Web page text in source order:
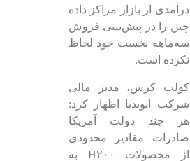
درآمدی از بازار مراکز داده
چین را در پیش‌بینی فروش
سه‌ماهه نخست خود لحاظ
نکرده است.
کولت کرس، مدیر مالی
شرکت انویدیا اظهار کرد:
هر چند دولت آمریکا
صادرات مقادیر محدودی
از محصولات H۲۰۰ به